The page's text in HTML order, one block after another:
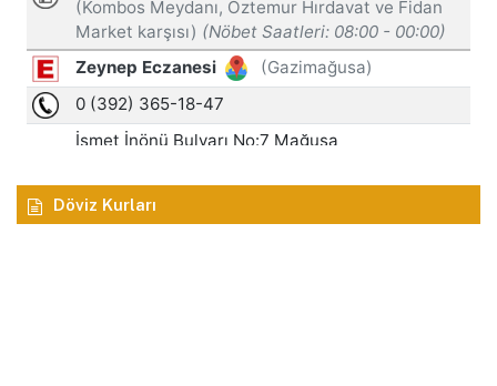
Döviz Kurları